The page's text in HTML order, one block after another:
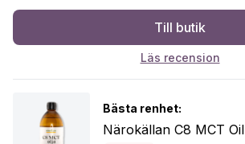
Till butik
Läs recension
Bästa renhet:
Närokällan C8 MCT Oil